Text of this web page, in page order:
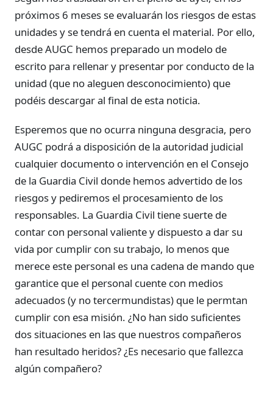
próximos 6 meses se evaluarán los riesgos de estas
unidades y se tendrá en cuenta el material. Por ello,
desde AUGC hemos preparado un modelo de
escrito para rellenar y presentar por conducto de la
unidad (que no aleguen desconocimiento) que
podéis descargar al final de esta noticia.
Esperemos que no ocurra ninguna desgracia, pero
AUGC podrá a disposición de la autoridad judicial
cualquier documento o intervención en el Consejo
de la Guardia Civil donde hemos advertido de los
riesgos y pediremos el procesamiento de los
responsables. La Guardia Civil tiene suerte de
contar con personal valiente y dispuesto a dar su
vida por cumplir con su trabajo, lo menos que
merece este personal es una cadena de mando que
garantice que el personal cuente con medios
adecuados (y no tercermundistas) que le permtan
cumplir con esa misión. ¿No han sido suficientes
dos situaciones en las que nuestros compañeros
han resultado heridos? ¿Es necesario que fallezca
algún compañero?